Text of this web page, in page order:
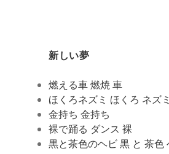
新しい夢
燃える車 燃焼 車
ほくろネズミ ほくろ ネズミ
金持ち 金持ち
裸で踊る ダンス 裸
黒と茶色のヘビ 黒 と 茶色